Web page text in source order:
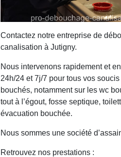
Contactez notre entreprise de
canalisation à Jutigny.
Nous intervenons rapidement et
24h/24 et 7j/7 pour tous vos
bouchés, notamment sur les wc
tout à l’égout, fosse septique,
évacuation bouchée.
Nous sommes une société
Retrouvez nos prestations :